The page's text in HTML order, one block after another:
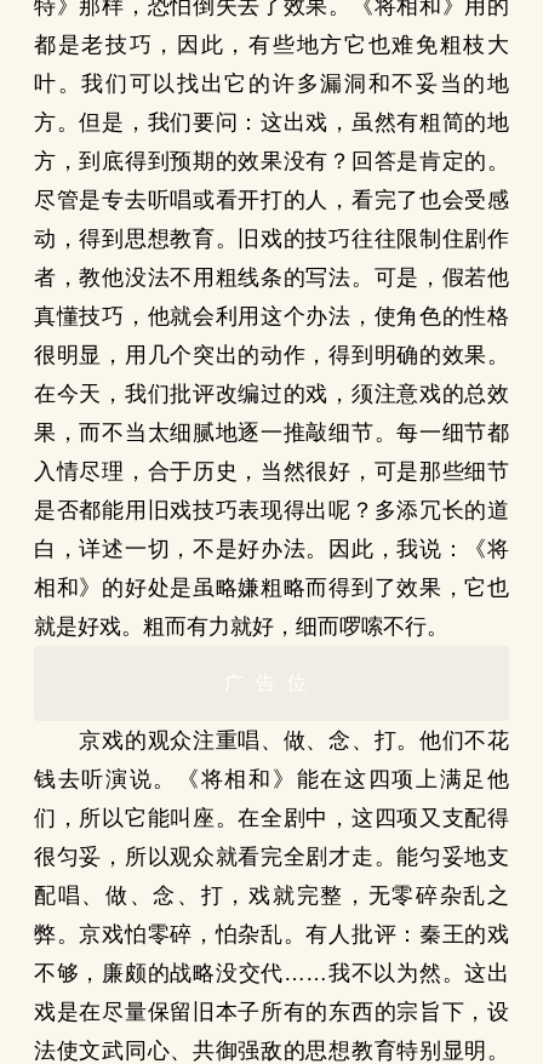
特》那样，恐怕倒失去了效果。《将相和》用的
都是老技巧，因此，有些地方它也难免粗枝大
叶。我们可以找出它的许多漏洞和不妥当的地
方。但是，我们要问：这出戏，虽然有粗简的地
方，到底得到预期的效果没有？回答是肯定的。
尽管是专去听唱或看开打的人，看完了也会受感
动，得到思想教育。旧戏的技巧往往限制住剧作
者，教他没法不用粗线条的写法。可是，假若他
真懂技巧，他就会利用这个办法，使角色的性格
很明显，用几个突出的动作，得到明确的效果。
在今天，我们批评改编过的戏，须注意戏的总效
果，而不当太细腻地逐一推敲细节。每一细节都
入情尽理，合于历史，当然很好，可是那些细节
是否都能用旧戏技巧表现得出呢？多添冗长的道
白，详述一切，不是好办法。因此，我说：《将
相和》的好处是虽略嫌粗略而得到了效果，它也
就是好戏。粗而有力就好，细而啰嗦不行。
广告位
京戏的观众注重唱、做、念、打。他们不花
钱去听演说。《将相和》能在这四项上满足他
们，所以它能叫座。在全剧中，这四项又支配得
很匀妥，所以观众就看完全剧才走。能匀妥地支
配唱、做、念、打，戏就完整，无零碎杂乱之
弊。京戏怕零碎，怕杂乱。有人批评：秦王的戏
不够，廉颇的战略没交代……我不以为然。这出
戏是在尽量保留旧本子所有的东西的宗旨下，设
法使文武同心、共御强敌的思想教育特别显明。